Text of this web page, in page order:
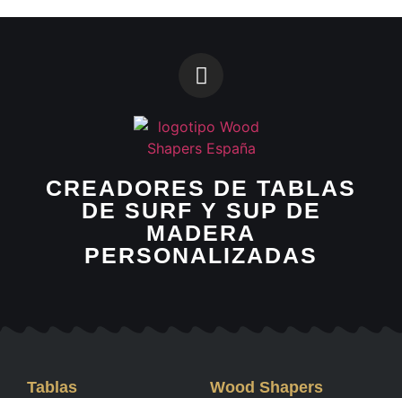
CREADORES DE TABLAS
DE SURF Y SUP DE
MADERA
PERSONALIZADAS
Tablas Wood Shapers